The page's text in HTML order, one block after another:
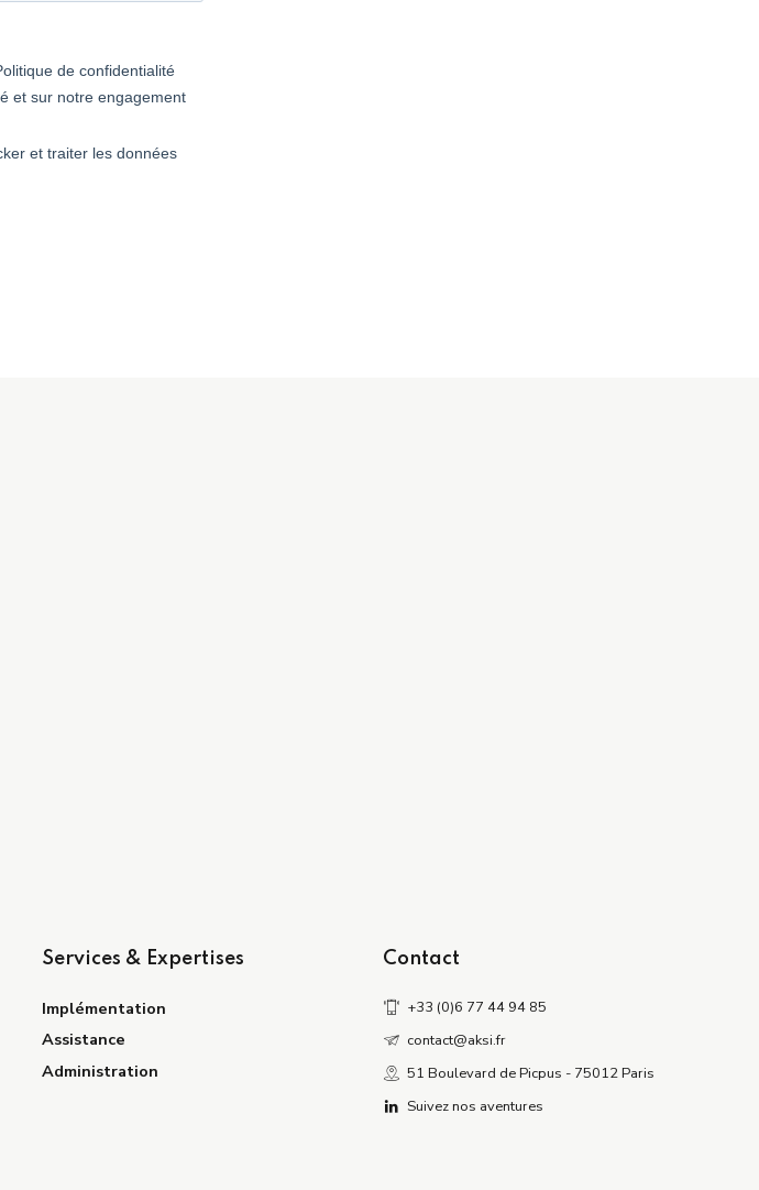
Services & Expertises
Implémentation
Assistance
Administration
Contact
+33 (0)6 77 44 94 85
contact@aksi.fr
51 Boulevard de Picpus - 75012 Paris
Suivez nos aventures